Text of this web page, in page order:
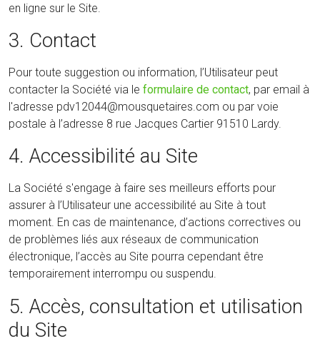
en ligne sur le Site.
3. Contact
Pour toute suggestion ou information, l’Utilisateur peut
contacter la Société via le formulaire de contact, par email à
l'adresse pdv12044@mousquetaires.com ou par voie
postale à l’adresse 8 rue Jacques Cartier 91510 Lardy.
4. Accessibilité au Site
La Société s'engage à faire ses meilleurs efforts pour
assurer à l’Utilisateur une accessibilité au Site à tout
moment. En cas de maintenance, d’actions correctives ou
de problèmes liés aux réseaux de communication
électronique, l’accès au Site pourra cependant être
temporairement interrompu ou suspendu.
5. Accès, consultation et utilisation
du Site